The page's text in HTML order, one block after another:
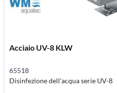
Acciaio UV-8 KLW
65518
Disinfezione dell'acqua serie UV-8